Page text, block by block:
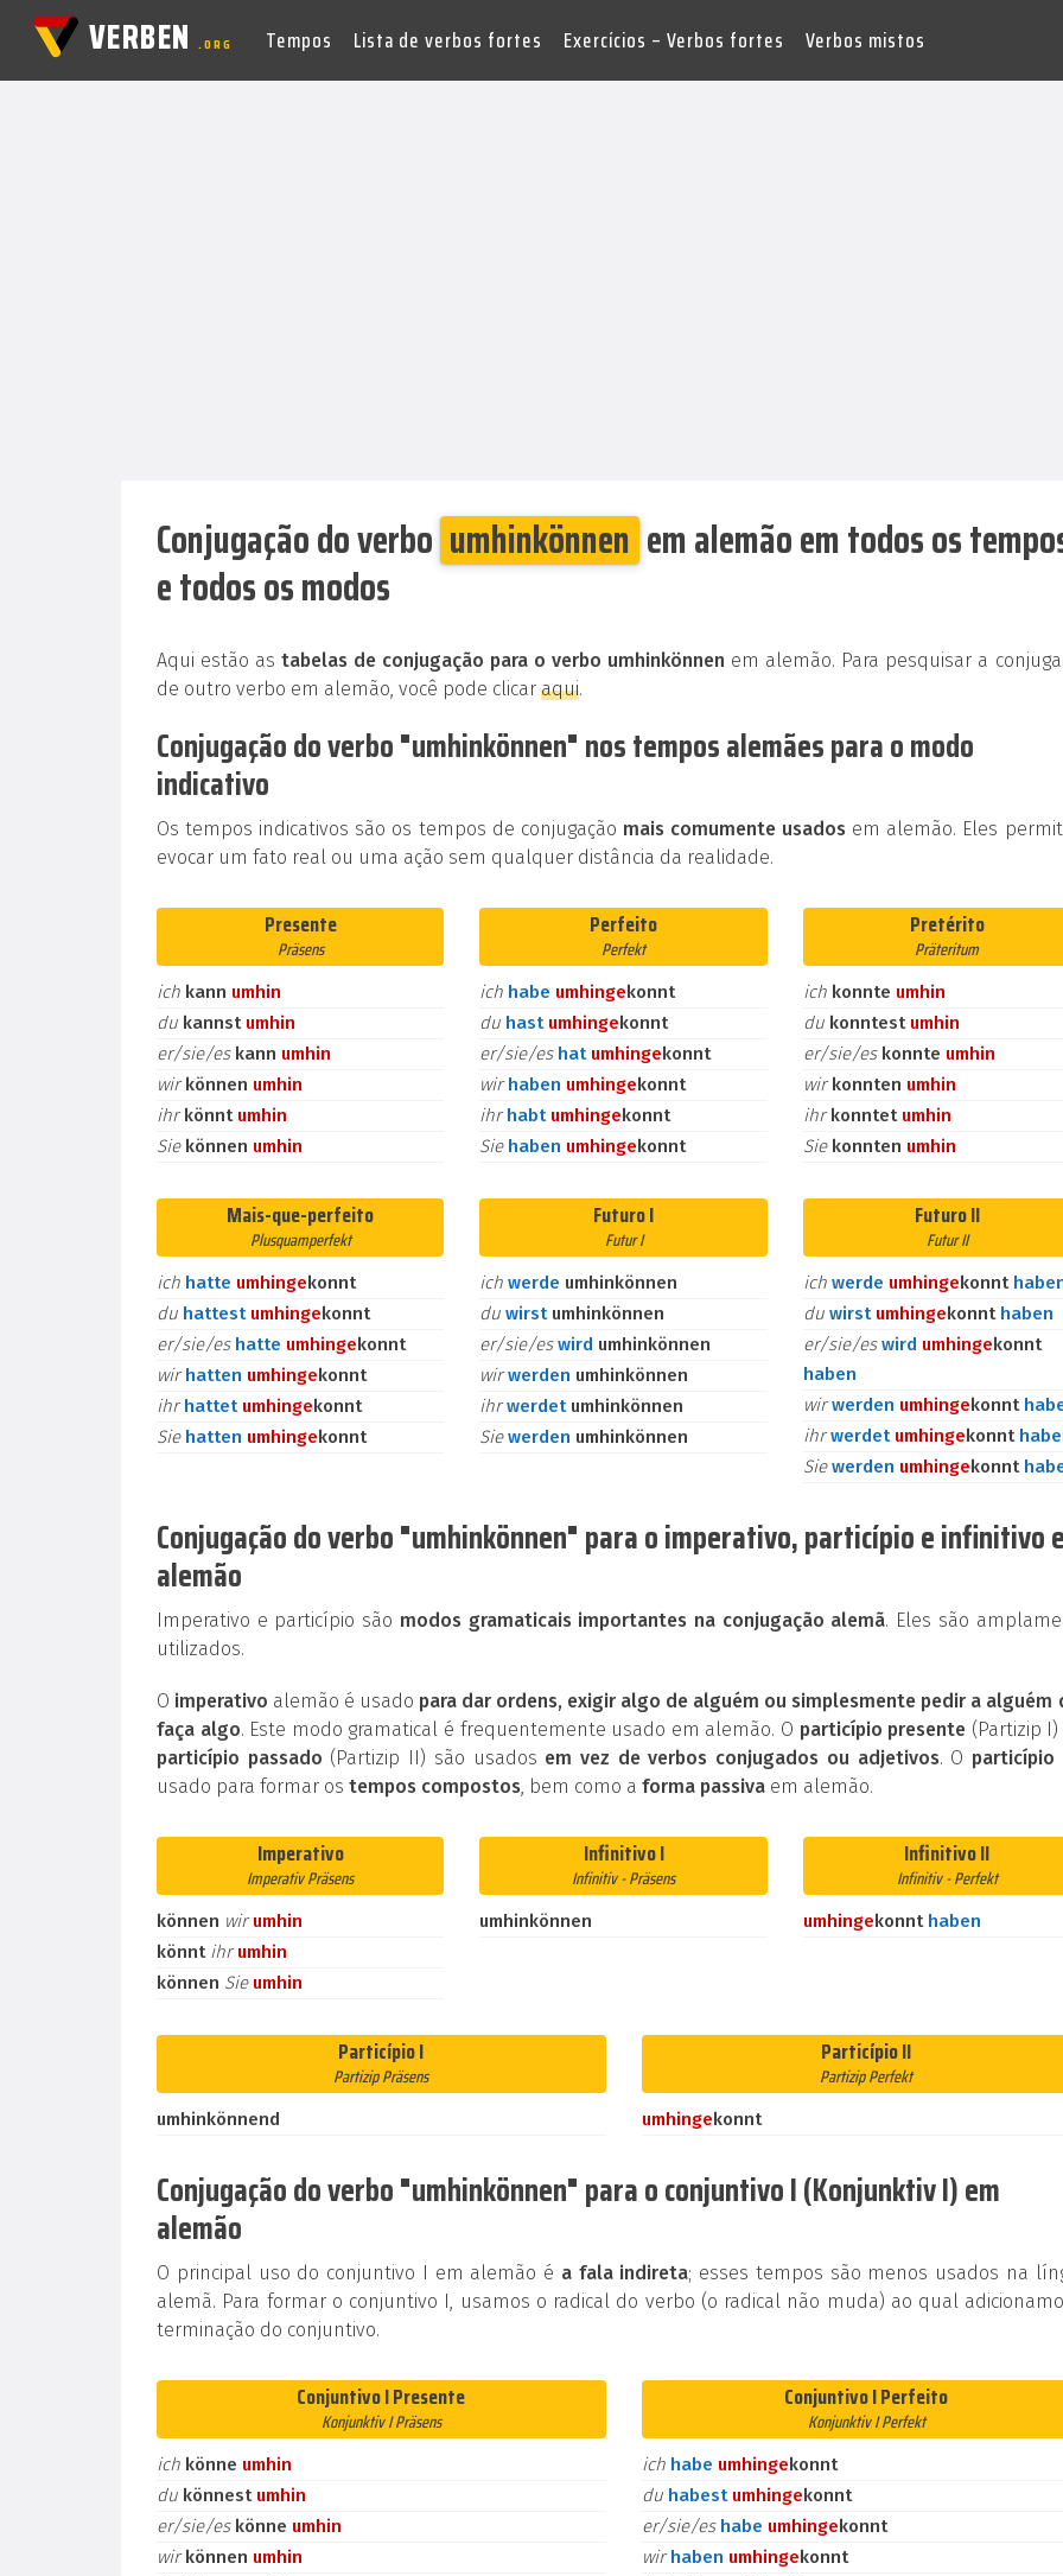
VERBEN.ORG Tempos Lista de verbos fortes Exercícios – Verbos fortes Verbos mistos
Conjugação do verbo umhinkönnen em alemão em todos os
e todos os modos
Aqui estão astabelas de conjugação para o verbo umhinkönnen em alemão. Para pesquisar a
de outro verbo em alemão, você pode clicar aqui.
Conjugação do verbo "umhinkönnen" nos tempos alemães para o modo
indicativo
Os tempos indicativos são os tempos de conjugação mais comumente usados em alemão. Eles
evocar um fato real ou uma ação sem qualquer distância da realidade.
Presente
Präsens
ich kann umhin
du kannst umhin
er/sie/es kann umhin
wirkönnen umhin
ihrkönnt umhin
Sie können umhin
Perfeito
Perfekt
ich habe umhingekonnt
du hast umhingekonnt
er/sie/es hat umhingekonnt
wirhaben umhingekonnt
ihrhabt umhingekonnt
Sie haben umhingekonnt
Pretérito
Präteritum
ich konnte umhin
du konntest umhin
er/sie/es konnte umhin
wirkonnten umhin
ihrkonntet umhin
Sie konnten umhin
Mais-que-perfeito
Plusquamperfekt
ich hatte umhingekonnt
du hattest umhingekonnt
er/sie/es hatte umhingekonnt
wirhatten umhingekonnt
ihrhattet umhingekonnt
Sie hatten umhingekonnt
Futuro I
Futur I
ichwerde umhinkönnen
duwirst umhinkönnen
er/sie/eswird umhinkönnen
wirwerden umhinkönnen
ihrwerdet umhinkönnen
Siewerden umhinkönnen
Futuro II
Futur II
ich werde umhingekonnt
du wirst umhingekonnt haben
er/sie/eswird umhingekonnt
haben
wirwerden umhingekonnt
ihrwerdet umhingekonnt
Siewerden umhingekonnt
Conjugação do verbo "umhinkönnen" para o imperativo, particípio e infinitivo
alemão
Imperativo e particípio são modos gramaticais importantes na conjugação alemã. Eles são
utilizados.
O imperativo alemão é usado para dar ordens, exigir algo de alguém ou simplesmente pedir a alguém
faça algo. Este modo gramatical é frequentemente usado em alemão. O particípio presente (Partizip I)
particípio passado (Partizip II) são usados em vez de verbos conjugados ou adjetivos. O particípio
usado para formar os tempos compostos, bem como a forma passiva em alemão.
Imperativo
Imperativ Präsens
können wirumhin
könnt ihrumhin
können Sie umhin
Infinitivo I
Infinitiv - Präsens
umhinkönnen
Infinitivo II
Infinitiv - Perfekt
umhingekonnt haben
Particípio I
Partizip Präsens
umhinkönnend
Particípio II
Partizip Perfekt
umhingekonnt
Conjugação do verbo "umhinkönnen" para o conjuntivo I (Konjunktiv I) em
alemão
O principal uso do conjuntivo I em alemão é a fala indireta; esses tempos são menos usados na
alemã. Para formar o conjuntivo I, usamos o radical do verbo (o radical não muda) ao qual
terminação do conjuntivo.
Conjuntivo I Presente
Konjunktiv I Präsens
ich könne umhin
du könnest umhin
er/sie/es könne umhin
wirkönnen umhin
Conjuntivo I Perfeito
Konjunktiv I Perfekt
ich habe umhingekonnt
du habest umhingekonnt
er/sie/es habe umhingekonnt
wirhaben umhingekonnt